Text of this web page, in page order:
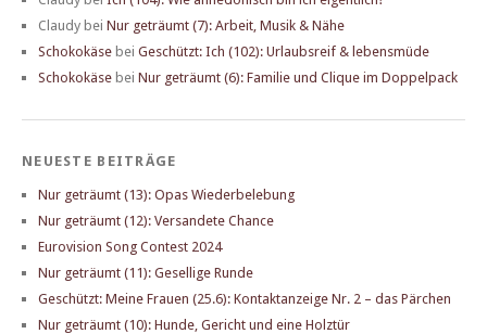
Claudy bei Nur geträumt (7): Arbeit, Musik & Nähe
Schokokäse bei Geschützt: Ich (102): Urlaubsreif & lebensmüde
Schokokäse bei Nur geträumt (6): Familie und Clique im Doppelpack
NEUESTE BEITRÄGE
Nur geträumt (13): Opas Wiederbelebung
Nur geträumt (12): Versandete Chance
Eurovision Song Contest 2024
Nur geträumt (11): Gesellige Runde
Geschützt: Meine Frauen (25.6): Kontaktanzeige Nr. 2 – das Pärchen
Nur geträumt (10): Hunde, Gericht und eine Holztür